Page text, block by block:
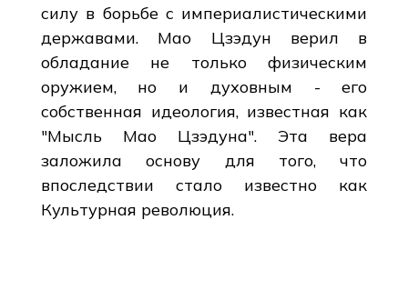
силу в борьбе с империалистическими
державами. Мао Цзэдун верил в
обладание не только физическим
оружием, но и духовным - его
собственная идеология, известная как
"Мысль Мао Цзэдуна". Эта вера
заложила основу для того, что
впоследствии стало известно как
Культурная революция.